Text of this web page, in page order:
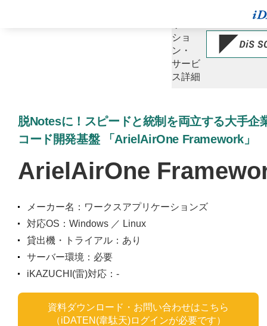
ショ
ン・
サービ
ス詳細
脱Notesに！スピードと統制を両立する大手企
コード開発基盤 「ArielAirOne Framework」
ArielAirOne
メーカー名：ワークスアプリケーションズ
対応OS：Windows ／ Linux
貸出機・トライアル：あり
サーバー環境：必要
iKAZUCHI(雷)対応：-
資料ダウンロード・お問い合わせはこちら
（iDATEN(韋駄天)ログインが必要です）